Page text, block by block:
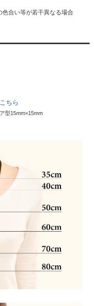
色合い等が若干異なる場合
ちら
型15mm×15mm